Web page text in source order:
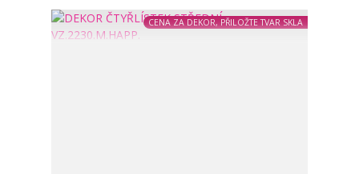
CENA ZA DEKOR, PŘILOŽTE TVAR SKLA